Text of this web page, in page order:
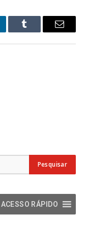
Tumblr
E-
ACESSO RÁPIDO